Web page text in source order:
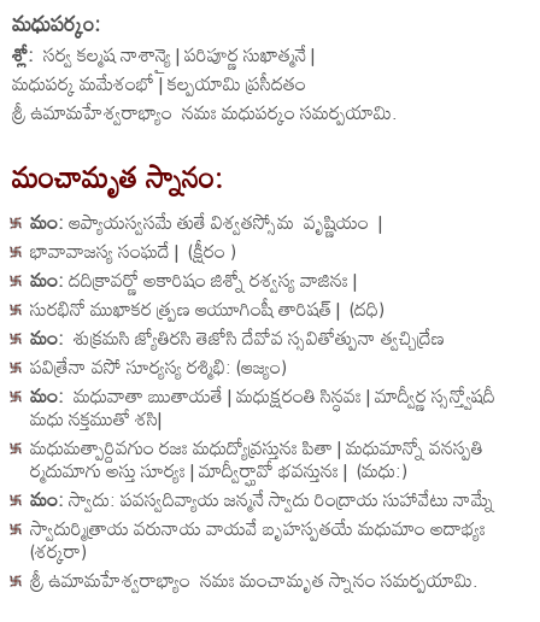
మధుపర్కం:
శ్లో: సర్వ కల్మష నాశాన్యై | పరిపూర్ణ సుఖాత్మనే |
మధుపర్క మమేశంభో | కల్పయామి ప్రసీదతం
శ్రీ ఉమామహేశ్వరాభ్యాం నమః మధుపర్కం సమర్పయామి.
మంచామృత స్నానం:
మం:ఆప్యాయస్వసమే తుతే విశ్వతస్సోమ వృష్ణియం |
భావావాజస్య సంఘదే | (క్షీరం )
మం:దదిక్రావర్ణో అకారిషం జిశ్నో రశ్వస్య వాజినః |
సురభినో ముఖాకర త్ప్రణ ఆయూగింషీ తారిషత్ | (దధి)
మం: శుక్రమసి జ్యోతిరసి తెజోసి దేవోవ స్సవితోత్పునా త్వచ్చిద్రేణ
పవిత్రేనా వసో సూర్యస్య రశ్మిభి: (ఆజ్యం)
మం: మధువాతా ఋతాయతే | మధుక్షరంతి సిన్ధవః | మాద్వీర్ణ స్సన్త్వోషదీ
మధు నక్తముతో శసి|
మధుమత్పార్దివగుం రజః మధుద్యోవ్రస్తునః పితా | మధుమాన్నో వనస్పతి
ర్మదుమాగు అస్తు సూర్యః | మాద్వీర్ఘావో భవన్తునః | (మధు:)
మం:స్వాదు: పవస్వదివ్యాయ జన్మనే స్వాదు రింద్రాయ సుహావేటు నామ్నే
స్వాదుర్మిత్రాయ వరునాయ వాయవే బృహస్పతయే మధుమాం అదాభ్యః
(శర్కరా)
శ్రీ ఉమామహేశ్వరాభ్యాం నమః మంచామృత స్నానం సమర్పయామి.